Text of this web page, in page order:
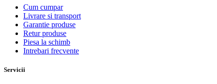
Cum cumpar
Livrare si transport
Garantie produse
Retur produse
Piesa la schimb
Intrebari frecvente
Servicii